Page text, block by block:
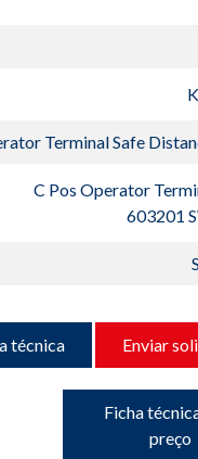
Terminal Safe
C Pos Operator
603201
técnica Enviar
Ficha
preço